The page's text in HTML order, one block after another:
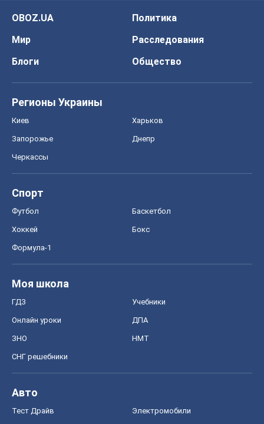
OBOZ.UA
Политика
Мир
Расследования
Блоги
Общество
Регионы Украины
Киев Харьков
Запорожье Днепр
Черкассы
Спорт
Футбол Баскетбол
Хоккей Бокс
Формула-1
Моя школа
ГДЗ Учебники
Онлайн уроки ДПА
ЗНО НМТ
СНГ решебники
Авто
Тест Драйв Электромобили